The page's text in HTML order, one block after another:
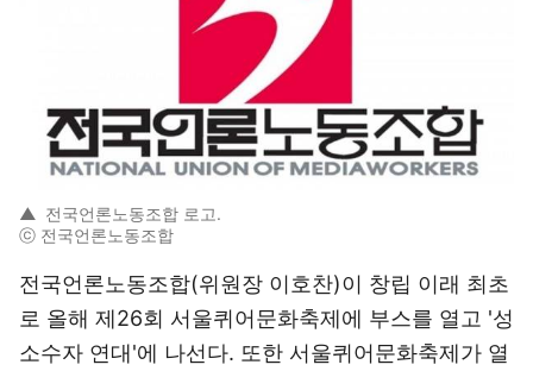
▲ 전국언론노동조합 로고.
ⓒ 전국언론노동조합
전국언론노동조합(위원장 이호찬)이 창립 이래 최초
로 올해 제26회 서울퀴어문화축제에 부스를 열고 '성
소수자 연대'에 나선다. 또한 서울퀴어문화축제가 열